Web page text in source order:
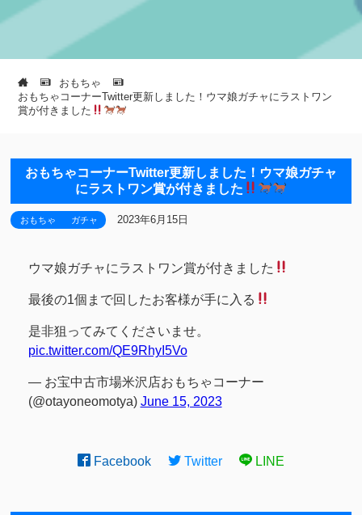
おもちゃ
おもちゃコーナーTwitter更新しました！ウマ娘ガチャにラストワン
賞が付きました
おもちゃコーナーTwitter更新しました！ウマ娘ガチャ
にラストワン賞が付きました
おもちゃ ガチャ 2023年6月15日
ウマ娘ガチャにラストワン賞が付きました
最後の1個まで回したお客様が手に入る
是非狙ってみてくださいませ。
pic.twitter.com/QE9RhyI5Vo
— お宝中古市場米沢店おもちゃコーナー
(@otayoneomotya) June 15, 2023
Facebook Twitter LINE